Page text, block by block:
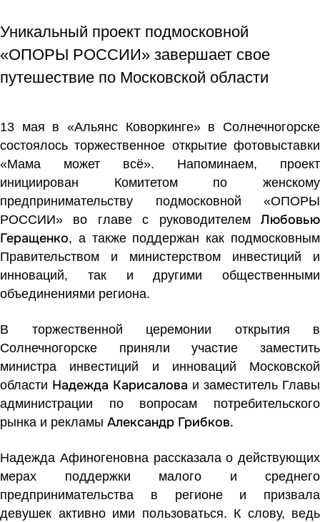
Уникальный проект подмосковной
«ОПОРЫ РОССИИ» завершает свое
путешествие по Московской области
13 мая в «Альянс Коворкинге» в Солнечногорске
состоялось торжественное открытие фотовыставки
«Мама может всё». Напоминаем, проект
инициирован Комитетом по женскому
предпринимательству подмосковной «ОПОРЫ
РОССИИ» во главе с руководителем Любовью
Геращенко, а также поддержан как подмосковным
Правительством и министерством инвестиций и
инноваций, так и другими общественными
объединениями региона.
В торжественной церемонии открытия в
Солнечногорске приняли участие заместить
министра инвестиций и инноваций Московской
области Надежда Карисалова и заместитель Главы
администрации по вопросам потребительского
рынка и рекламы Александр Грибков.
Надежда Афиногеновна рассказала о действующих
мерах поддержки малого и среднего
предпринимательства в регионе и призвала
девушек активно ими пользоваться. К слову, ведь